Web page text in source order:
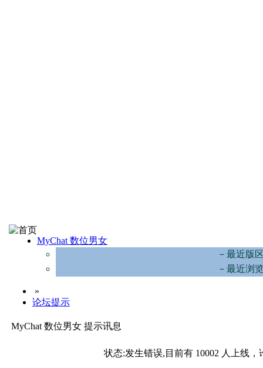
MyChat 数位男女
－最近版
－最近浏
»
论坛提示
MyChat 数位男女 提示讯息
状态:发生错误,目前有 10002 人上线